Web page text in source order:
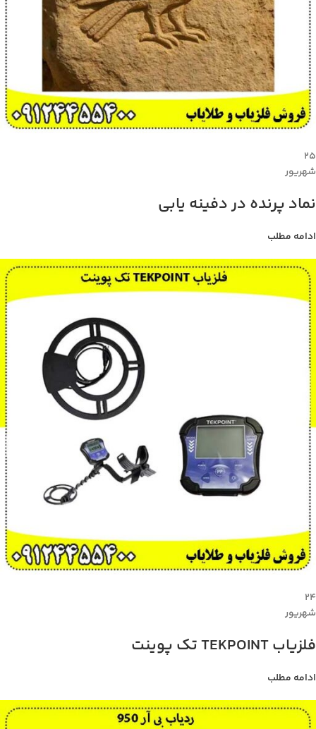
۲۵
شهریور
نماد پرنده در دفینه یابی
ادامه مطلب
۲۴
شهریور
فلزیاب TEKPOINT تک پوینت
ادامه مطلب